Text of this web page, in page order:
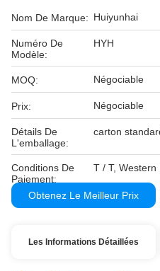
Nom De Marque: Huiyunhai
Numéro De
Modèle:
HYH
MOQ: Négociable
Prix: Négociable
Détails De
L'emballage:
carton
Conditions De
Paiement:
T / T, Western
Obtenez Le Meilleur Prix
Les Informations Détaillées